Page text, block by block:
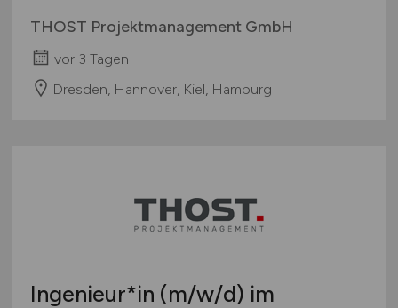
THOST Projektmanagement GmbH
vor 3 Tagen
Dresden, Hannover, Kiel, Hamburg
Ingenieur*in (m/w/d) im